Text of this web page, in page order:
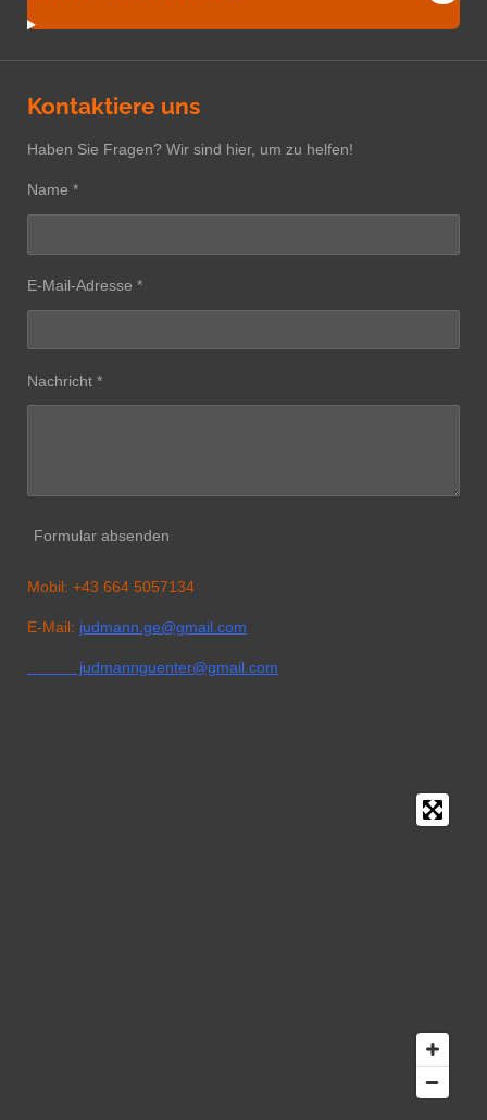
Kontaktiere uns
Haben Sie Fragen? Wir sind hier, um zu helfen!
Name *
E-Mail-Adresse *
Nachricht *
Formular absenden
Mobil: +43 664 5057134
E-Mail: judmann.ge@gmail.com
judmannguenter@gmail.com